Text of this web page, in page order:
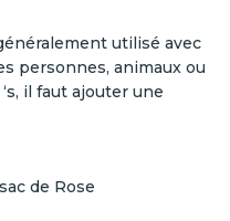
utilisé avec
personnes, animaux ou
il faut ajouter une
de Rose